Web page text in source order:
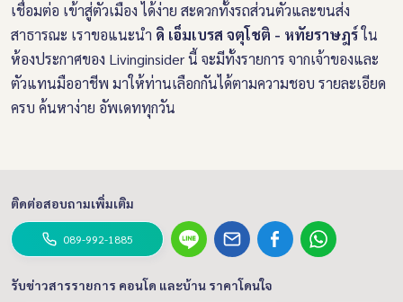
เชื่อมต่อ เข้าสู่ตัวเมือง ได้ง่าย สะดวกทั้งรถส่วนตัวและขนส่ง
สาธารณะ เราขอแนะนำ ดิ เอ็มเบรส จตุโชติ - หทัยราษฎร์ใน
ห้องประกาศของ Livinginsider นี้ จะมีทั้งรายการ จากเจ้าของและ
ตัวแทนมืออาชีพ มาให้ท่านเลือกกันได้ตามความชอบ รายละเอียด
ครบ ค้นหาง่าย อัพเดททุกวัน
ติดต่อสอบถามเพิ่มเติม
089-992-1885
รับข่าวสารรายการ คอนโด และบ้าน ราคาโดนใจ